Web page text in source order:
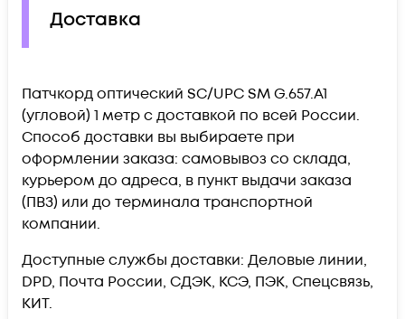
Доставка
Патчкорд оптический SC/UPC SM G.657.A1
(угловой) 1 метр c доставкой по всей России.
Способ доставки вы выбираете при
оформлении заказа: самовывоз со склада,
курьером до адреса, в пункт выдачи заказа
(ПВЗ) или до терминала транспортной
компании.
Доступные службы доставки: Деловые линии,
DPD, Почта России, СДЭК, КСЭ, ПЭК, Спецсвязь,
КИТ.